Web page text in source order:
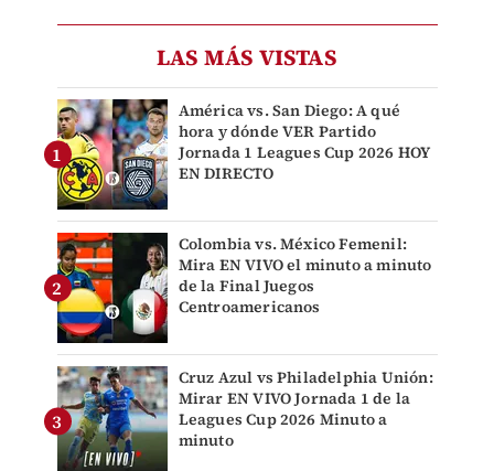
LAS MÁS VISTAS
América vs. San Diego: A qué
hora y dónde VER Partido
Jornada 1 Leagues Cup 2026 HOY
EN DIRECTO
Colombia vs. México Femenil:
Mira EN VIVO el minuto a minuto
de la Final Juegos
Centroamericanos
Cruz Azul vs Philadelphia Unión:
Mirar EN VIVO Jornada 1 de la
Leagues Cup 2026 Minuto a
minuto